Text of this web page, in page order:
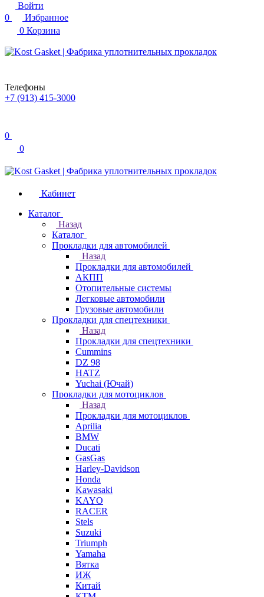
Войти
0
Избранное
0 Корзина
Телефоны
+7 (913) 415-3000
0
0
Кабинет
Каталог
Назад
Каталог
Прокладки для автомобилей
Назад
Прокладки для автомобилей
АКПП
Отопительные системы
Легковые автомобили
Грузовые автомобили
Прокладки для спецтехники
Назад
Прокладки для спецтехники
Cummins
DZ 98
HATZ
Yuchai (Ючай)
Прокладки для мотоциклов
Назад
Прокладки для мотоциклов
Aprilia
BMW
Ducati
GasGas
Harley-Davidson
Honda
Kawasaki
KAYO
RACER
Stels
Suzuki
Triumph
Yamaha
Вятка
ИЖ
Китай